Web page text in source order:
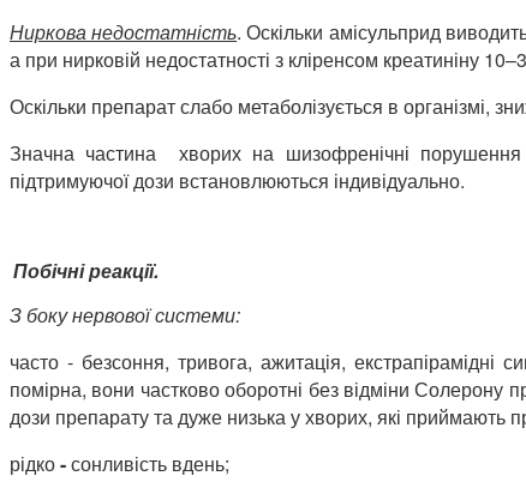
Ниркова недостатність. Оскільки амісульприд
а при нирковій недостатності з кліренсом креатиніну
Оскільки препарат слабо метаболізується в організмі,
Значна частина хворих на шизофренічні порушення
підтримуючої дози встановлюються індивідуально.
Побічні реакції.
З боку нервової системи:
часто - безсоння, тривога, ажитація, екстрапірамідні
помірна, вони частково оборотні без відміни Солерону
дози препарату та дуже низька у хворих, які приймають
рідко-сонливість вдень;